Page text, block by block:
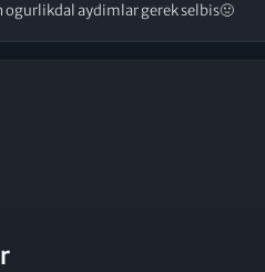
ogurlikdal aydimlar gerek selbis🤢